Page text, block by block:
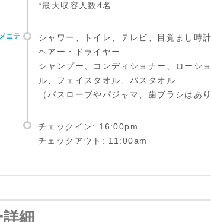
*最大収容人数4名
ニテ
シャワー、トイレ、テレビ、目覚まし時
ヘアー・ドライヤー
シャンプー、コンディショナー、ローシ
ル、フェイスタオル、バスタオル
（バスローブやパジャマ、歯ブラシはあ
チェックイン: 16:00pm
チェックアウト: 11:00am
細